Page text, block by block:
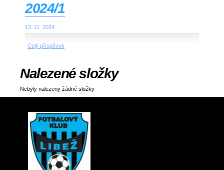
2024/1
13. 11. 2024
Celý příspěvek
Nalezené složky
Nebyly nalezeny žádné složky